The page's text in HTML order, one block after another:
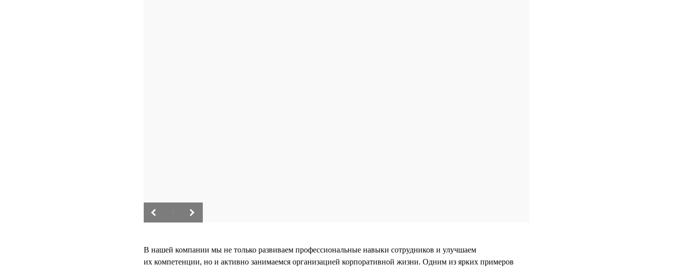
В нашей компании мы не только развиваем профессиональные навыки сотрудников и улучшаем
их компетенции, но и активно занимаемся организацией корпоративной жизни. Одним из ярких примеров